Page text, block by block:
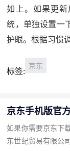
如上。如果更
统，单独设置一
护眼。根据习惯
标签:
京东
京东手机版官
如果你需要京东下
东世纪贸易有限公